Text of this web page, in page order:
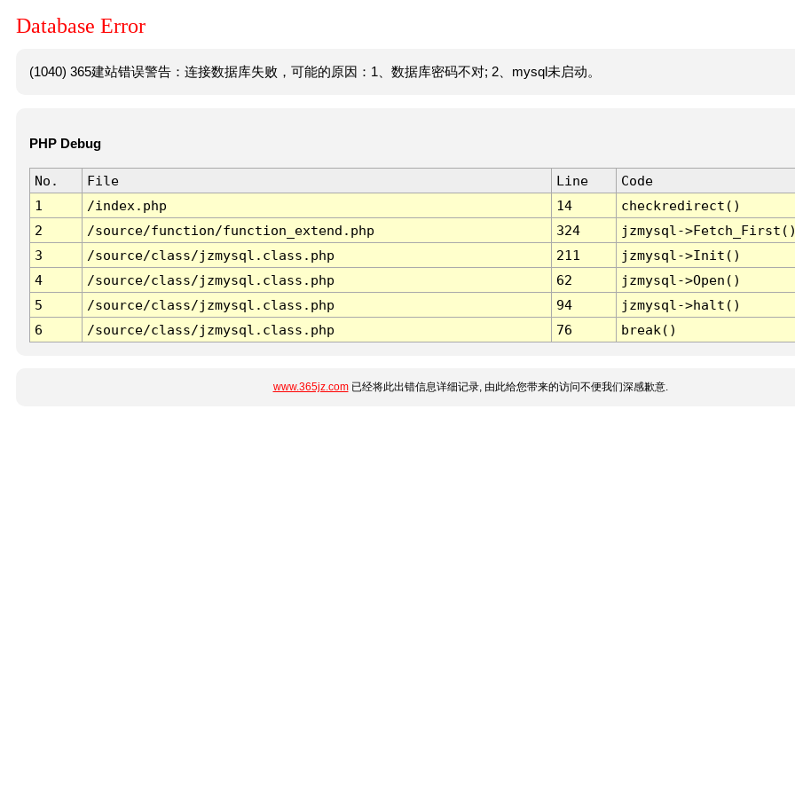
Database Error
(1040) 365建站错误警告：连接数据库失败，可能的原因：1、数据库密码不对; 2、mysql未启动。
PHP Debug
No. File Line
Code
1
/index.php 14
checkredirect()
2
/source/function/function_extend.php 324
jzmysql-
3
/source/class/jzmysql.class.php 211
jzmysql->Init()
4
/source/class/jzmysql.class.php 62
jzmysql->Open()
5
/source/class/jzmysql.class.php 94
jzmysql->halt()
6
/source/class/jzmysql.class.php 76 break()
www.365jz.com已经将此出错信息详细记录, 由此给您带来的访问不便我们深感歉意.